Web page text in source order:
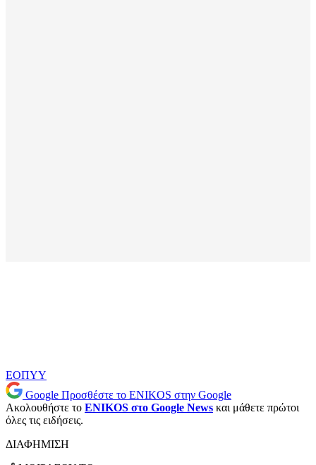
ΕΟΠΥΥ
Google Προσθέστε το ENIKOS στην Google
Ακολουθήστε το ENIKOS στο Google News και μάθετε πρώτοι
όλες τις ειδήσεις.
ΔΙΑΦΗΜΙΣΗ